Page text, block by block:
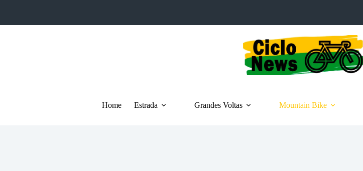
Home Estrada Grandes Voltas Mountain Bike